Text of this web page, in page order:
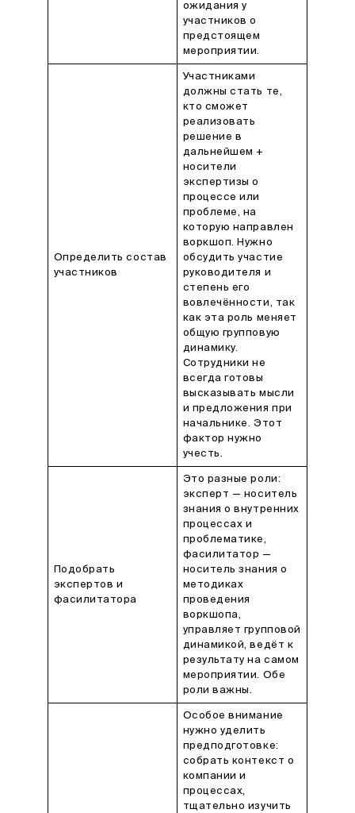
ожидания у
участников о
предстоящем
мероприятии.
Определить состав
участников
Участниками
должны стать те,
кто сможет
реализовать
решение в
дальнейшем +
носители
экспертизы о
процессе или
проблеме, на
которую направлен
воркшоп. Нужно
обсудить участие
руководителя и
степень его
вовлечённости, так
как эта роль меняет
общую групповую
динамику.
Сотрудники не
всегда готовы
высказывать мысли
и предложения при
начальнике. Этот
фактор нужно
учесть.
Подобрать
экспертов и
фасилитатора
Это разные роли:
эксперт — носитель
знания о внутренних
процессах и
проблематике,
фасилитатор —
носитель знания о
методиках
проведения
воркшопа,
управляет групповой
динамикой, ведёт к
результату на самом
мероприятии. Обе
роли важны.
Особое внимание
нужно уделить
предподготовке:
собрать контекст о
компании и
процессах,
тщательно изучить